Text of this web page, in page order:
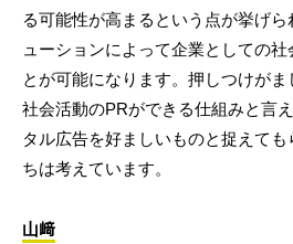
る可能性が高まるという点が挙げら
ューションによって企業としての
とが可能になります。押しつけが
社会活動のPRができる仕組みと言
タル広告を好ましいものと捉えて
ちは考えています。
山﨑